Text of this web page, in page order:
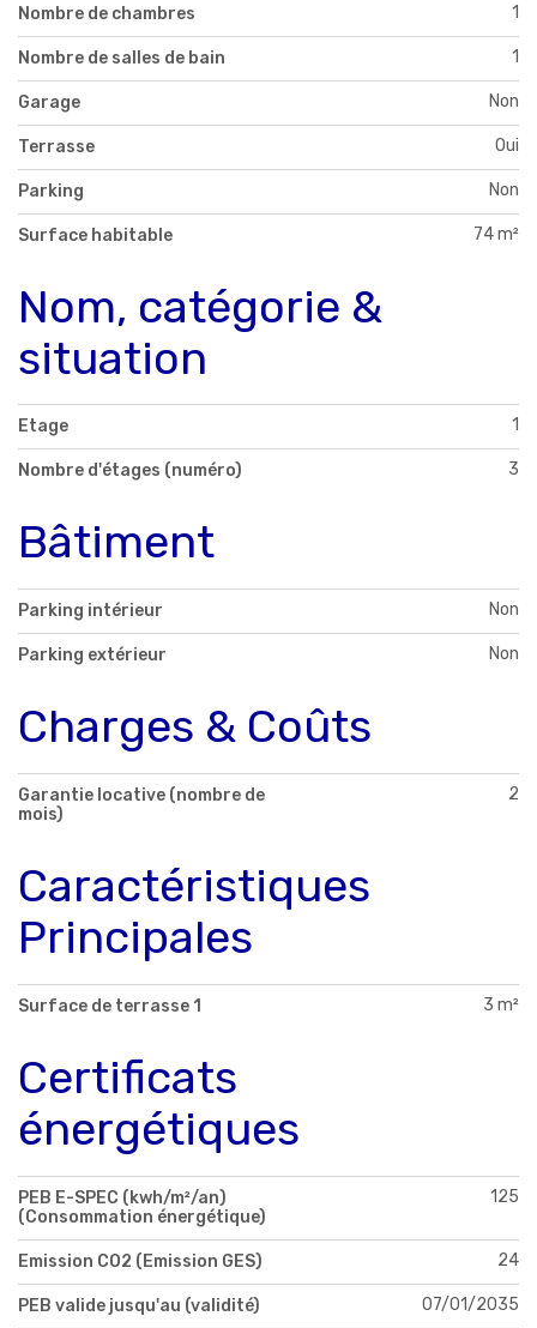
Nombre de chambres 1
Nombre de salles de bain 1
Garage Non
Terrasse Oui
Parking Non
Surface habitable 74 m²
Nom, catégorie &
situation
Etage 1
Nombre d'étages (numéro) 3
Bâtiment
Parking intérieur Non
Parking extérieur Non
Charges & Coûts
Garantie locative (nombre de
mois)
2
Caractéristiques
Principales
Surface de terrasse 1 3 m²
Certificats
énergétiques
PEB E-SPEC (kwh/m²/an)
(Consommation énergétique)
125
Emission CO2 (Emission GES) 24
PEB valide jusqu'au (validité) 07/01/2035